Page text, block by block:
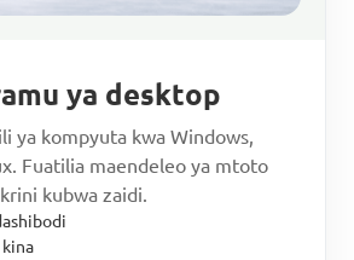
ya desktop
ya kompyuta kwa Windows,
Fuatilia maendeleo ya mtoto
kubwa zaidi.